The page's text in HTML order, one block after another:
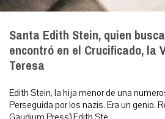
Santa Edith Stein, quien
encontró en el Crucificado, la
Teresa
Edith Stein, la hija menor de una
Perseguida por los nazis. Era un genio.